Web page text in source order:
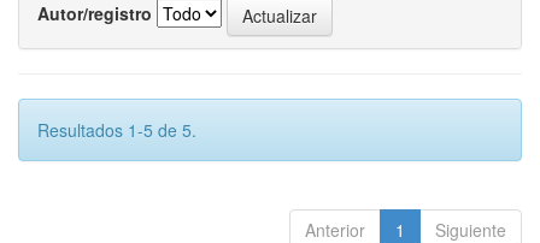
Autor/registro
Resultados 1-5 de 5.
Anterior 1 Siguiente